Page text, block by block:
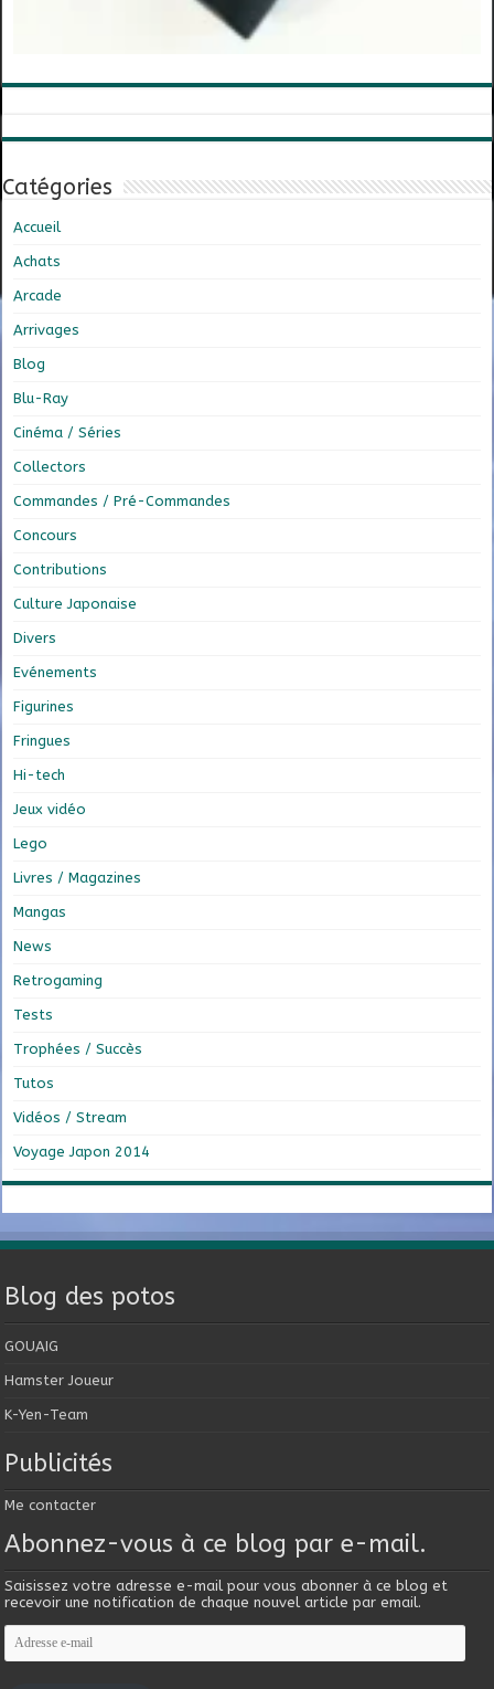
Catégories
Accueil
Achats
Arcade
Arrivages
Blog
Blu-Ray
Cinéma / Séries
Collectors
Commandes / Pré-Commandes
Concours
Contributions
Culture Japonaise
Divers
Evénements
Figurines
Fringues
Hi-tech
Jeux vidéo
Lego
Livres / Magazines
Mangas
News
Retrogaming
Tests
Trophées / Succès
Tutos
Vidéos / Stream
Voyage Japon 2014
Blog des potos
GOUAIG
Hamster Joueur
K-Yen-Team
Publicités
Me contacter
Abonnez-vous à ce blog par e-mail.
Saisissez votre adresse e-mail pour vous abonner à ce blog et
recevoir une notification de chaque nouvel article par email.
Adresse
e-
mail